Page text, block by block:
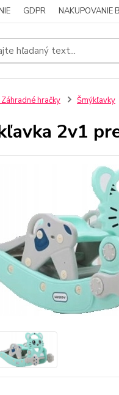
GDPR NAKUPOVANIE
hračky Šmýkľavky
2v1